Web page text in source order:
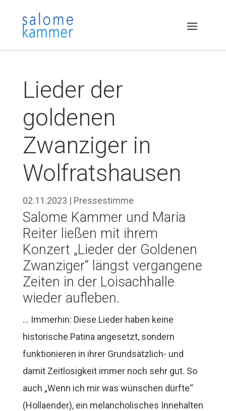
Lieder der
goldenen
Zwanziger in
Wolfratshausen
02.11.2023 | Pressestimme
Salome Kammer und Maria
Reiter ließen mit ihrem
Konzert „Lieder der Goldenen
Zwanziger“ längst vergangene
Zeiten in der Loisachhalle
wieder aufleben.
… Immerhin: Diese Lieder haben keine
historische Patina angesetzt, sondern
funktionieren in ihrer Grundsätzlich- und
damit Zeitlosigkeit immer noch sehr gut. So
auch „Wenn ich mir was wünschen dürfte“
(Hollaender), ein melancholisches Innehalten